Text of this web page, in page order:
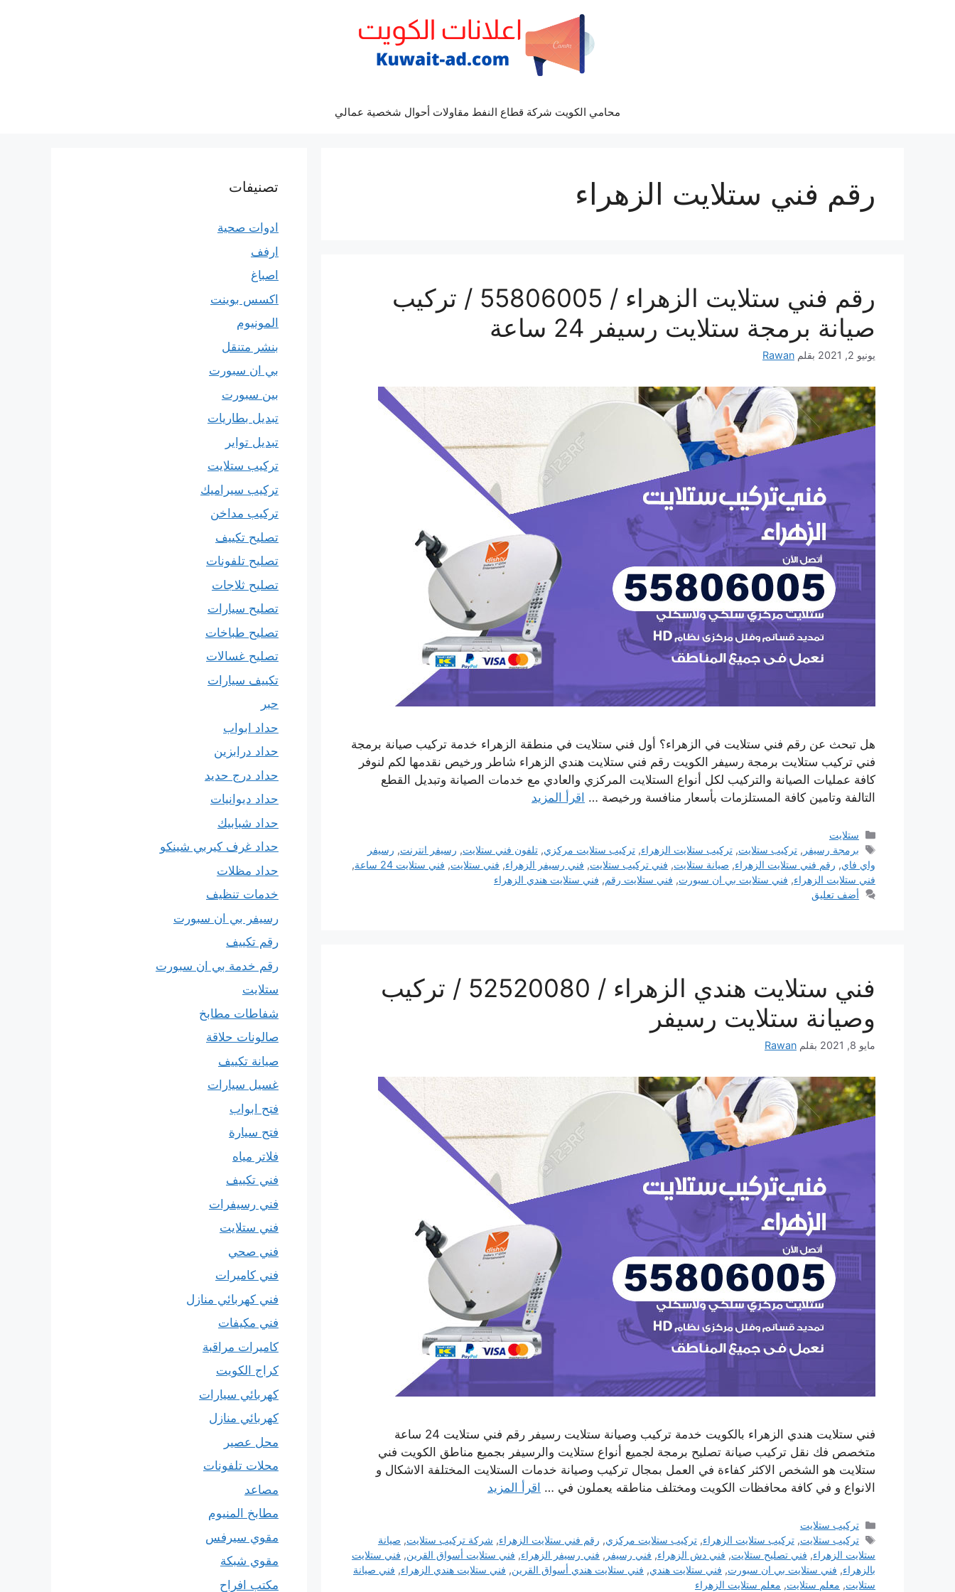
محامي الكويت شركة قطاع النفط مقاولات أحوال شخصية عمالي
رقم فني ستلايت الزهراء
رقم فني ستلايت الزهراء / 55806005 / تركيب
صيانة برمجة ستلايت رسيفر 24 ساعة
يونيو 2, 2021 بقلم Rawan
هل تبحث عن رقم فني ستلايت في الزهراء؟ أول فني ستلايت في منطقة الزهراء خدمة تركيب صيانة برمجة
فني تركيب ستلايت برمجة رسيفر الكويت رقم فني ستلايت هندي الزهراء شاطر ورخيص نقدمها لكم لنوفر
كافة عمليات الصيانة والتركيب لكل أنواع الستلايت المركزي والعادي مع خدمات الصيانة وتبديل القطع
التالفة وتامين كافة المستلزمات بأسعار منافسة ورخيصة … اقرأ المزيد
التصنيفات
ستلايت
الوسوم
برمجة رسيفر ,تركيب ستلايت,تركيب ستلايت الزهراء,تركيب ستلايت مركزي,تلفون فني ستلايت, رسيفر انترنت, رسيفر
واي فاي, رقم فني ستلايت الزهراء, صيانة ستلايت, فني تركيب ستلايت, فني رسيفر الزهراء, فني ستلايت, فني ستلايت 24 ساعة
,
فني ستلايت الزهراء, فني ستلايت بي ان سبورت, فني ستلايت رقم, فني ستلايت هندي الزهراء
أضف تعليق
فني ستلايت هندي الزهراء / 52520080 / تركيب
وصيانة ستلايت رسيفر
مايو 8, 2021 بقلم Rawan
فني ستلايت هندي الزهراء بالكويت خدمة تركيب وصيانة ستلايت رسيفر رقم فني ستلايت 24 ساعة
متخصص فك نقل تركيب صيانة تصليح برمجة لجميع أنواع ستلايت والرسيفر بجميع مناطق الكويت فني
ستلايت هو الشخص الاكثر كفاءة في العمل بمجال تركيب وصيانة خدمات الستلايت المختلفة الاشكال و
الانواع و في كافة محافظات الكويت ومختلف مناطقه يعملون في … اقرأ المزيد
التصنيفات
تركيب ستلايت
الوسوم
تركيب ستلايت,تركيب ستلايت الزهراء,تركيب ستلايت مركزي, رقم فني ستلايت الزهراء, شركة تركيب ستلايت, صيانة
ستلايت الزهراء, فني تصليح ستلايت, فني دش الزهراء, فني رسيفر , فني رسيفر الزهراء, فني ستلايت أسواق القرين, فني ستلايت
بالزهراء, فني ستلايت بي ان سبورت, فني ستلايت هندي, فني ستلايت هندي أسواق القرين, فني ستلايت هندي الزهراء, فني صيانة
ستلايت, معلم ستلايت, معلم ستلايت الزهراء
تصنيفات
ادوات صحية
ارفف
اصباغ
اكسس بوينت
المونيوم
بنشر متنقل
بي ان سبورت
بين سبورت
تبديل بطاريات
تبديل تواير
تركيب ستلايت
تركيب سيراميك
تركيب مداخن
تصليح تكييف
تصليح تلفونات
تصليح ثلاجات
تصليح سيارات
تصليح طباخات
تصليح غسالات
تكييف سيارات
حبر
حداد ابواب
حداد درابزين
حداد درج حديد
حداد ديوانيات
حداد شبابيك
حداد غرف كيربي شينكو
حداد مظلات
خدمات تنظيف
رسيفر بي ان سبورت
رقم تكييف
رقم خدمة بي ان سبورت
ستلايت
شفاطات مطابخ
صالونات حلاقة
صيانة تكييف
غسيل سيارات
فتح ابواب
فتح سيارة
فلاتر مياه
فني تكييف
فني رسيفرات
فني ستلايت
فني صحي
فني كاميرات
فني كهربائي منازل
فني مكيفات
كاميرات مراقبة
كراج الكويت
كهربائي سيارات
كهربائي منازل
محل عصير
محلات تلفونات
مصاعد
مطابخ المنيوم
مقوي سيرفس
مقوي شبكة
مكتب افراح